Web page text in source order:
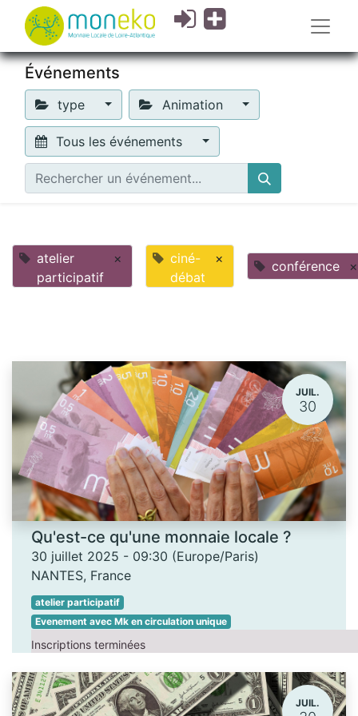
Événements
type Animation
Tous les événements
atelier
participatif
×
ciné-
débat
× conférence ×
JUIL.
30
Qu'est-ce qu'une monnaie locale ?
30 juillet 2025 - 09:30 (Europe/Paris)
NANTES, France
atelier participatif
Evenement avec Mk en circulation unique
Inscriptions terminées
JUIL.